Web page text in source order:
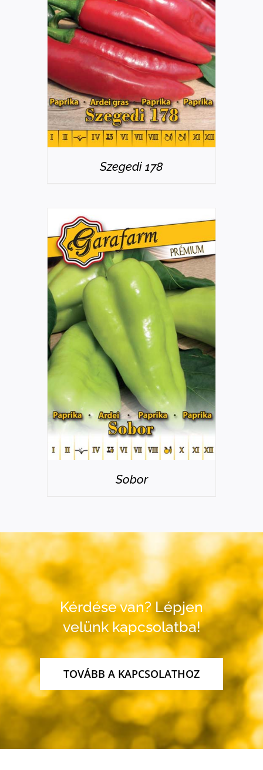
RÉSZLETEK
Szegedi 178
RÉSZLETEK
Sobor
Kérdése van? Lépjen
velünk kapcsolatba!
TOVÁBB A KAPCSOLATHOZ